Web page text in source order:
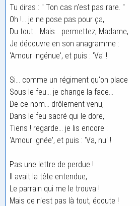
Tu diras : " Ton cas n'est pas rare. "
Oh !... je ne pose pas pour ça,
Du tout... Mais... permettez, Madame,
Je découvre en son anagramme :
'Amour ingénue', et puis : 'Va' !
Si... comme un régiment qu'on place
Sous le feu... je change la face...
De ce nom... drôlement venu,
Dans le feu sacré qui le dore,
Tiens ! regarde... je lis encore :
'Amour ignée', et puis : 'Va, nu' !
Pas une lettre de perdue !
Il avait la tête entendue,
Le parrain qui me le trouva !
Mais ce n'est pas là tout, écoute !